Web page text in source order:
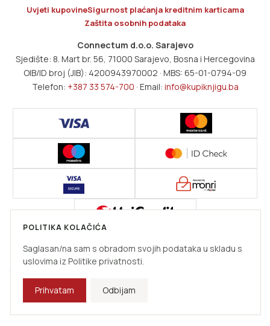
Uvjeti kupovineSigurnost plaćanja kreditnim karticama
Zaštita osobnih podataka
Connectum d.o.o. Sarajevo
Sjedište: 8. Mart br. 56, 71000 Sarajevo, Bosna i Hercegovina
OIB/ID broj (JIB): 4200943970002 · MBS: 65-01-0794-09
Telefon: +387 33 574-700 · Email: info@kupiknjigu.ba
osobama.
POLITIKA KOLAČIĆA
Saglasan/na sam s obradom svojih podataka u skladu s
uslovima iz Politike privatnosti.
Prihvatam Odbijam